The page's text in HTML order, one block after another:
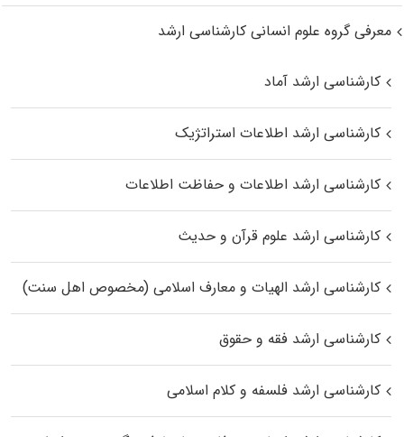
معرفی گروه علوم انسانی کارشناسی ارشد
کارشناسی ارشد آماد
کارشناسی ارشد اطلاعات استراتژیک
کارشناسی ارشد اطلاعات و حفاظت اطلاعات
کارشناسی ارشد علوم قرآن و حدیث
کارشناسی ارشد الهیات و معارف اسلامی (مخصوص اهل سنت)
کارشناسی ارشد فقه و حقوق
کارشناسی ارشد فلسفه و کلام اسلامی